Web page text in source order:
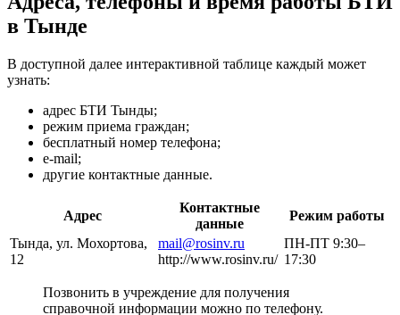
в Тынде
В доступной далее интерактивной таблице каждый может
узнать:
адрес БТИ Тынды;
режим приема граждан;
бесплатный номер телефона;
e-mail;
другие контактные данные.
Адрес
Контактные
данные
Режим работы
Тында, ул. Мохортова,
12
mail@rosinv.ru
http://www.rosinv.ru/
ПН-ПТ 9:30–
17:30
Позвонить в учреждение для получения
справочной информации можно по телефону.